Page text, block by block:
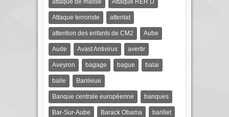
attaque de masse Attaque RER D
Attaque terroriste attentat
attention des enfants de CM2 Aube
Aude Avast Antivirus avertir
Aveyron bagage bague balai
balle Banlieue
Banque centrale européenne banques
Bar-Sur-Aube Barack Obama barillet